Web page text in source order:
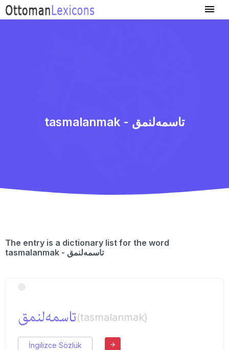
tasmalanmak - تاسمه‌لنمق
The entry is a dictionary list for the word
tasmalanmak - تاسمه‌لنمق
تاسمه‌لنمق(tasmalanmak)
İngilizce Sözlük